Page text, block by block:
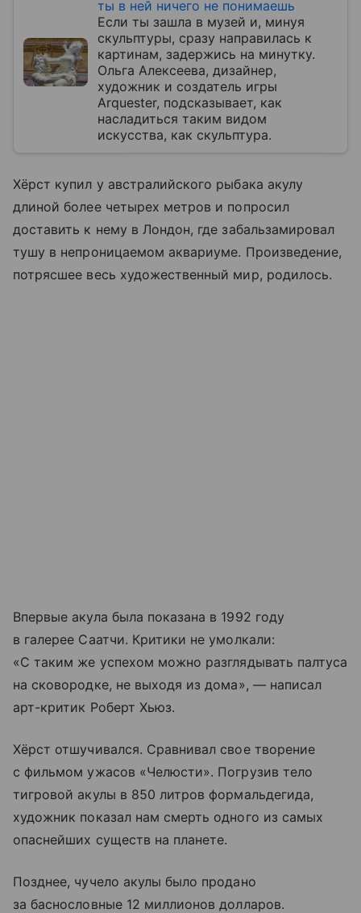
ты в ней ничего не понимаешь
Если ты зашла в музей и, минуя
скульптуры, сразу направилась к
картинам, задержись на минутку.
Ольга Алексеева, дизайнер,
художник и создатель игры
Arquester, подсказывает, как
насладиться таким видом
искусства, как скульптура.
Хёрст купил у австралийского рыбака акулу
длиной более четырех метров и попросил
доставить к нему в Лондон, где забальзамировал
тушу в непроницаемом аквариуме. Произведение,
потрясшее весь художественный мир, родилось.
Впервые акула была показана в 1992 году
в галерее Саатчи. Критики не умолкали:
«С таким же успехом можно разглядывать палтуса
на сковородке, не выходя из дома», — написал
арт-критик Роберт Хьюз.
Хёрст отшучивался. Сравнивал свое творение
с фильмом ужасов «Челюсти». Погрузив тело
тигровой акулы в 850 литров формальдегида,
художник показал нам смерть одного из самых
опаснейших существ на планете.
Позднее, чучело акулы было продано
за баснословные 12 миллионов долларов.